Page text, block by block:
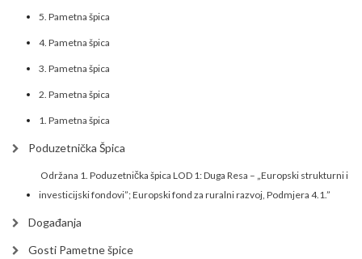
5. Pametna špica
4. Pametna špica
3. Pametna špica
2. Pametna špica
1. Pametna špica
Poduzetnička Špica
Održana 1. Poduzetnička špica LOD 1: Duga Resa – „Europski strukturni i
investicijski fondovi”; Europski fond za ruralni razvoj, Podmjera 4.1.”
Događanja
Gosti Pametne špice